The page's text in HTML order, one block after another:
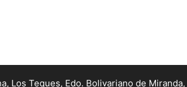
Los Teques, Edo. Bolivariano de Miranda,